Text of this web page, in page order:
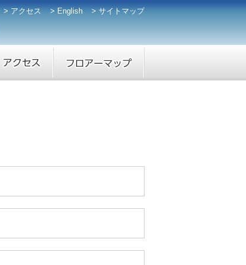
アクセス English サイトマップ